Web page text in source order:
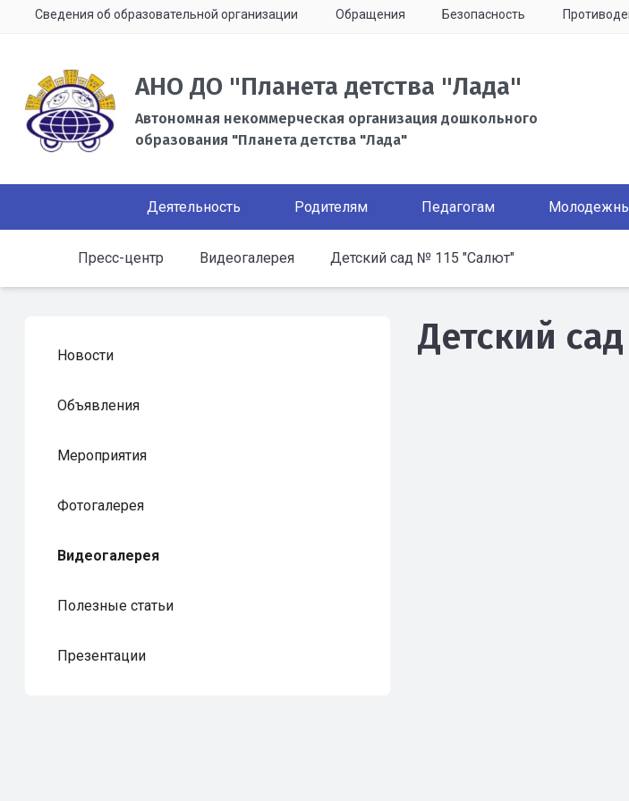
Сведения об образовательной организации Обращения Безопасность
АНО ДО "Планета детства "Лада"
Автономная некоммерческая организация дошкольного
образования "Планета детства "Лада"
Деятельность Родителям Педагогам
Пресс-центр Видеогалерея Детский сад № 115 "Салют"
Новости
Объявления
Мероприятия
Фотогалерея
Видеогалерея
Полезные статьи
Презентации
Детский